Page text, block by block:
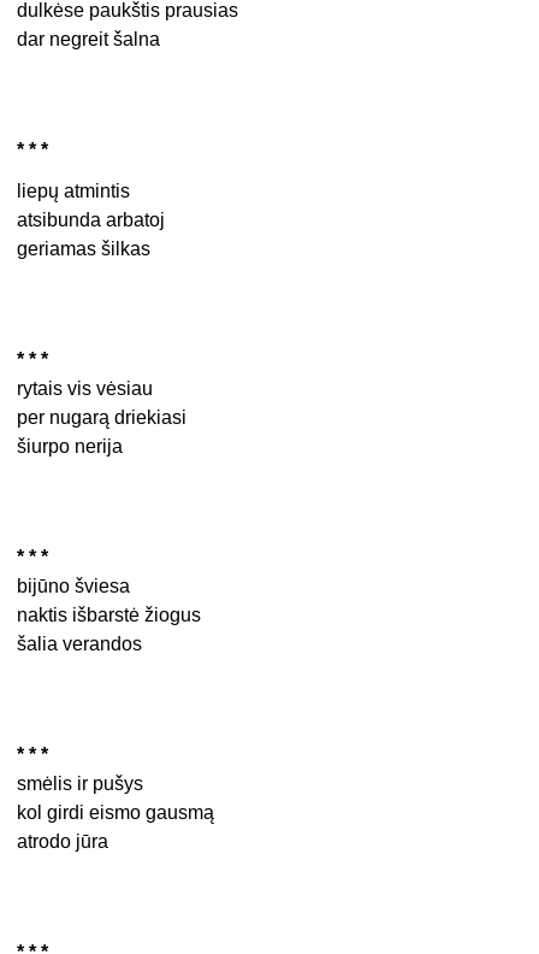
dulkėse paukštis prausias
dar negreit šalna
* * *
liepų atmintis
atsibunda arbatoj
geriamas šilkas
* * *
rytais vis vėsiau
per nugarą driekiasi
šiurpo nerija
* * *
bijūno šviesa
naktis išbarstė žiogus
šalia verandos
* * *
smėlis ir pušys
kol girdi eismo gausmą
atrodo jūra